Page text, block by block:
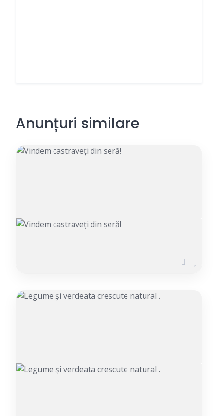
Anunțuri similare
Vindem castraveți din seră!
Legume și verdeata crescute